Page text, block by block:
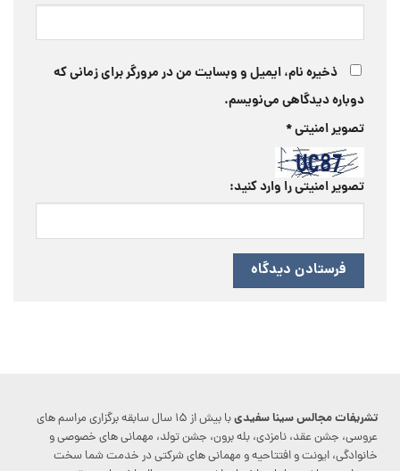
ذخیره نام، ایمیل و وبسایت من در مرورگر برای زمانی که
دوباره دیدگاهی می‌نویسم.
تصویر امنیتی*
تصویر امنیتی را وارد کنید:
تشریفات مجالس سینا سفیدی
با بیش از ۱۵ سال سابقه برگزاری مراسم های
عروسی، جشن عقد، نامزدی، بله برون، جشن تولد، مهمانی های خصوصی و
خانوادگی، ایونت و افتتاحیه و مهمانی های شرکتی در خدمت شما سخت